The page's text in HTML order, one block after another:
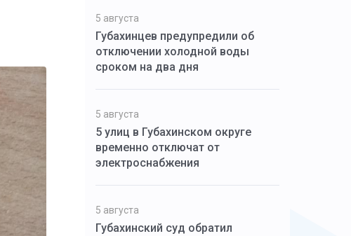
5 августа
Губахинцев предупредили об
отключении холодной воды
сроком на два дня
5 августа
5 улиц в Губахинском округе
временно отключат от
электроснабжения
5 августа
Губахинский суд обратил